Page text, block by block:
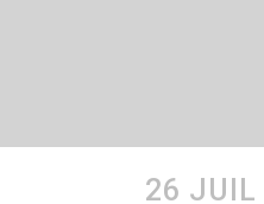
26 JUIL